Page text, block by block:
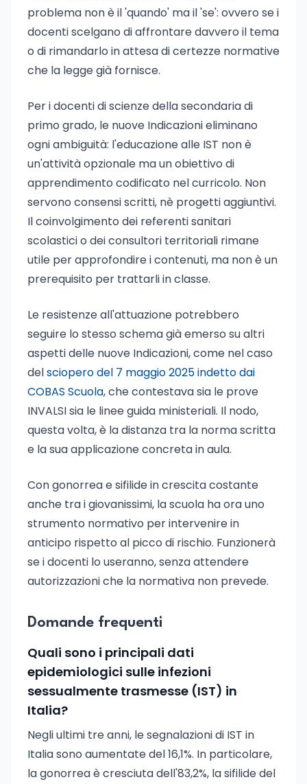
problema non è il 'quando' ma il 'se': ovvero se i
docenti scelgano di affrontare davvero il tema
o di rimandarlo in attesa di certezze normative
che la legge già fornisce.
Per i docenti di scienze della secondaria di
primo grado, le nuove Indicazioni eliminano
ogni ambiguità: l'educazione alle IST non è
un'attività opzionale ma un obiettivo di
apprendimento codificato nel curricolo. Non
servono consensi scritti, nè progetti aggiuntivi.
Il coinvolgimento dei referenti sanitari
scolastici o dei consultori territoriali rimane
utile per approfondire i contenuti, ma non è un
prerequisito per trattarli in classe.
Le resistenze all'attuazione potrebbero
seguire lo stesso schema già emerso su altri
aspetti delle nuove Indicazioni, come nel caso
delsciopero del 7 maggio 2025 indetto dai
COBAS Scuola, che contestava sia le prove
INVALSI sia le linee guida ministeriali. Il nodo,
questa volta, è la distanza tra la norma scritta
e la sua applicazione concreta in aula.
Con gonorrea e sifilide in crescita costante
anche tra i giovanissimi, la scuola ha ora uno
strumento normativo per intervenire in
anticipo rispetto al picco di rischio. Funzionerà
se i docenti lo useranno, senza attendere
autorizzazioni che la normativa non prevede.
Domande frequenti
Quali sono i principali dati
epidemiologici sulle infezioni
sessualmente trasmesse (IST) in
Italia?
Negli ultimi tre anni, le segnalazioni di IST in
Italia sono aumentate del 16,1%. In particolare,
la gonorrea è cresciuta dell'83,2%, la sifilide del